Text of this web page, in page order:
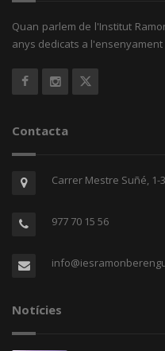
Quan parlem de l'Institut
anys dedicats a
Contacta
Carrer Mestre Suñé, 1-
977 70 15 56
Notícies